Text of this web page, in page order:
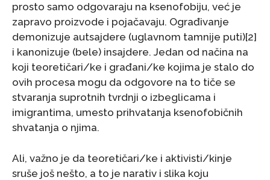
prosto samo odgovaraju na ksenofobiju, već je
zapravo proizvode i pojačavaju. Ograđivanje
demonizuje autsajdere (uglavnom tamnije puti)[2]
i kanonizuje (bele) insajdere. Jedan od načina na
koji teoretičari/ke i građani/ke kojima je stalo do
ovih procesa mogu da odgovore na to tiče se
stvaranja suprotnih tvrdnji o izbeglicama i
imigrantima, umesto prihvatanja ksenofobičnih
shvatanja o njima.
Ali, važno je da teoretičari/ke i aktivisti/kinje
sruše još nešto, a to je narativ i slika koju